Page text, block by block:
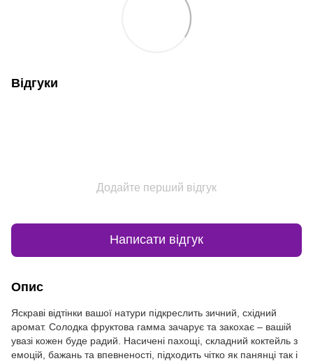
Відгуки
Додайте перший відгук
Написати відгук
Опис
Яскраві відтінки вашої натури підкреслить зичний, східний
аромат. Солодка фруктова гамма зачарує та закохає – вашій
увазі кожен буде радий. Насичені пахощі, складний коктейль з
емоцій, бажань та впевненості, підходить чітко як панянці так і